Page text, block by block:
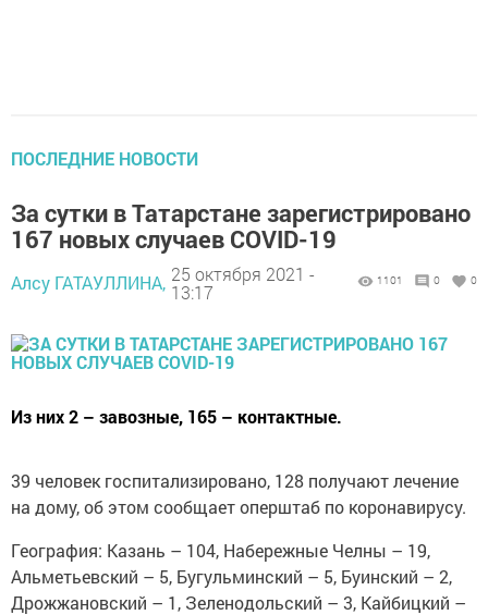
ПОСЛЕДНИЕ НОВОСТИ
За сутки в Татарстане зарегистрировано
167 новых случаев COVID-19
Алсу ГАТАУЛЛИНА, 25 октября 2021 -
13:17
1101 0 0
Из них 2 – завозные, 165 – контактные.
39 человек госпитализировано, 128 получают лечение
на дому, об этом сообщает оперштаб по коронавирусу.
География: Казань – 104, Набережные Челны – 19,
Альметьевский – 5, Бугульминский – 5, Буинский – 2,
Дрожжановский – 1, Зеленодольский – 3, Кайбицкий –